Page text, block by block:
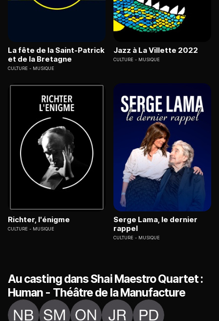
La fête de la Saint-Patrick
et de la Bretagne
CULTURE MUSIQUE
Jazz à La Villette 2022
CULTURE MUSIQUE
Richter, l'énigme
CULTURE MUSIQUE
Serge Lama, le dernier
rappel
CULTURE MUSIQUE
Au casting dans Shai Maestro Quartet :
Human - Théâtre de la Manufacture